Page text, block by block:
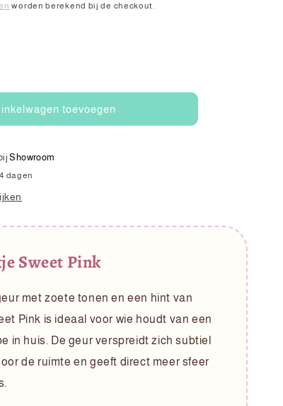
worden berekend bij de checkout.
toevoegen
Showroom
dagen
Sweet Pink
met zoete tonen en een hint van
Pink is ideaal voor wie houdt van een
in huis. De geur verspreidt zich subtiel
de ruimte en geeft direct meer sfeer